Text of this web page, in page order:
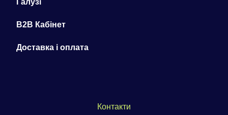
B2B Кабінет
Доставка і оплата
Контакти